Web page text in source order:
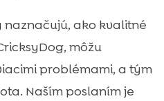
ako kvalitné
môžu
problémami, a tým
Naším poslaním je